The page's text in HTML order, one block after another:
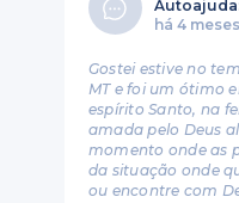
há 4 meses
Gostei estive no
MT e foi um ótimo
espírito Santo, na
amada pelo Deus
momento onde as
da situação onde
ou encontre com